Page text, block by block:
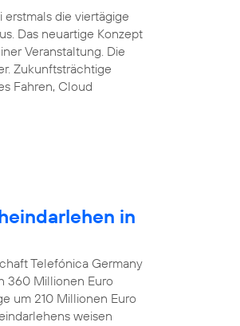
die viertägige
Das neuartige Konzept
Veranstaltung. Die
Zukunftsträchtige
Fahren, Cloud
in
Telefónica Germany
360 Millionen Euro
um 210 Millionen Euro
weisen